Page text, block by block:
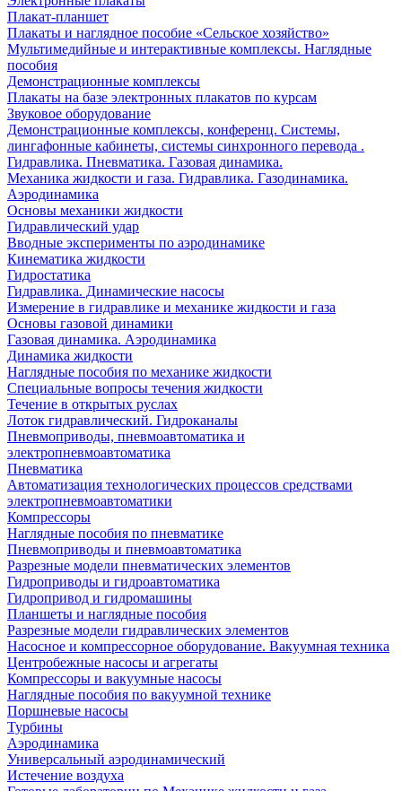
Плакат-планшет
Плакаты и наглядное пособие «Сельское хозяйство»
Мультимедийные и интерактивные комплексы. Наглядные
пособия
Демонстрационные комплексы
Плакаты на базе электронных плакатов по курсам
Звуковое оборудование
Демонстрационные комплексы, конференц. Системы,
лингафонные кабинеты, системы синхронного перевода .
Гидравлика. Пневматика. Газовая динамика.
Механика жидкости и газа. Гидравлика. Газодинамика.
Аэродинамика
Основы механики жидкости
Гидравлический удар
Вводные эксперименты по аэродинамике
Кинематика жидкости
Гидростатика
Гидравлика. Динамические насосы
Измерение в гидравлике и механике жидкости и газа
Основы газовой динамики
Газовая динамика. Аэродинамика
Динамика жидкости
Наглядные пособия по механике жидкости
Специальные вопросы течения жидкости
Течение в открытых руслах
Лоток гидравлический. Гидроканалы
Пневмоприводы, пневмоавтоматика и
электропневмоавтоматика
Пневматика
Автоматизация технологических процессов средствами
электропневмоавтоматики
Компрессоры
Наглядные пособия по пневматике
Пневмоприводы и пневмоавтоматика
Разрезные модели пневматических элементов
Гидроприводы и гидроавтоматика
Гидропривод и гидромашины
Планшеты и наглядные пособия
Разрезные модели гидравлических элементов
Насосное и компрессорное оборудование. Вакуумная техника
Центробежные насосы и агрегаты
Компрессоры и вакуумные насосы
Наглядные пособия по вакуумной технике
Поршневые насосы
Турбины
Аэродинамика
Универсальный аэродинамический
Истечение воздуха